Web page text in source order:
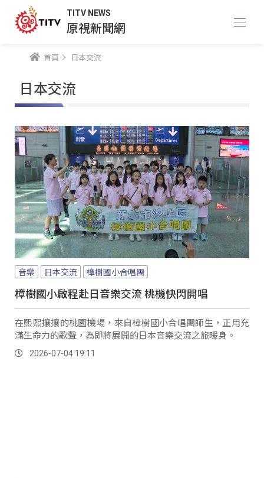
TITV NEWS
原視新聞網
首頁 日本交流
日本交流
音樂 日本交流 樟樹國小合唱團
樟樹國小啟程赴日音樂交流 桃機快閃開唱
在熙熙攘攘的桃園機場，來自樟樹國小合唱團師生，正用充
滿生命力的歌聲，為即將展開的日本音樂交流之旅暖身。
2026-07-04 19:11